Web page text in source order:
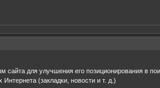
для улучшения его позиционирования в
(закладки, новости и т. д.)